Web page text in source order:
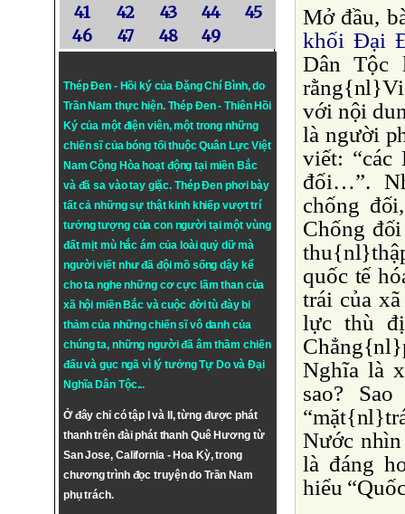
41
42 43 44
45
46
47 48 49
Thép Đen - Hồi ký của Đặng Chí Bình, do
Trần Nam thực hiện. Thép Đen- Thiên Hồi
Ký của một điện viên, một trong những
chiến sĩ của bóng tối thuộc Quân Lực Việt
Nam Cộng Hòa hoạt động tại miền Bắc
và đã sa vào tay giặc. Thép Đen phơi bày
tất cả những sự thật kinh khiếp vượt trí
tưởng tượng của con người tại một vùng
đất mịt mù hắc ám của loài quỷ dữ mà
người viết như đã đội mồ sống dậy kể
cho ta nghe những cơ cực lầm than của
xã hội miền Bắc và cuộc đời tù đày bi
thảm của những chiến sĩ vô danh của
chúng ta, những người đã âm thầm chiến
đấu và gục ngã vì lý tưởngTự DovàĐại
Nghĩa Dân Tộc...
Ở đây chỉ có tập I và II, từng được phát
thanh trên đài phát thanh Quê Hương từ
San Jose, California - Hoa Kỳ, trong
chương trình đọc truyện do Trần Nam
phụ trách.
Mở đầu,
khối Ðại
Dân Tộc
với nội
là người
viết: “các
đối…”.
chống
Chống
quốc tế
trái của
lực thù
Nghĩa là
sao?
Nước
là đáng
hiểu